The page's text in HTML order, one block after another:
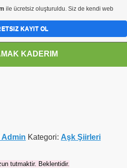
KADERIM
Admin Kategori: Aşk Şiirleri
tutmaktir. Beklentidir.
ile ücretsiz oluşturuldu. Siz de kendi web
KAYIT OL